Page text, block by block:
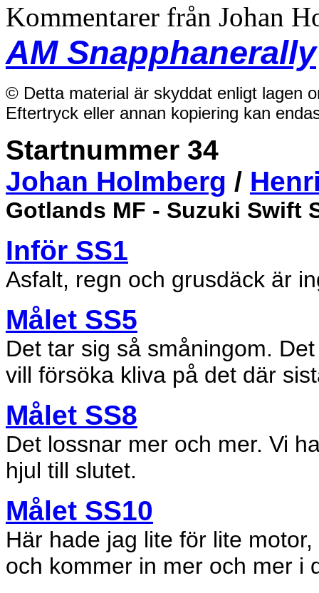
Kommentarer från Johan
AM Snapphanerally
© Detta material är skyddat enligt lagen
Eftertryck eller annan kopiering kan
Startnummer 34
Johan Holmberg /
Gotlands MF - Suzuki Swift
Inför SS1
Asfalt, regn och grusdäck är
Målet SS5
Det tar sig så småningom.
vill försöka kliva på det där
Målet SS8
Det lossnar mer och mer. Vi
hjul till slutet.
Målet SS10
Här hade jag lite för lite
och kommer in mer och mer i